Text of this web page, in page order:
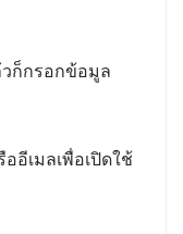
ก็กรอกข้อมูล
อีเมลเพื่อเปิดใช้